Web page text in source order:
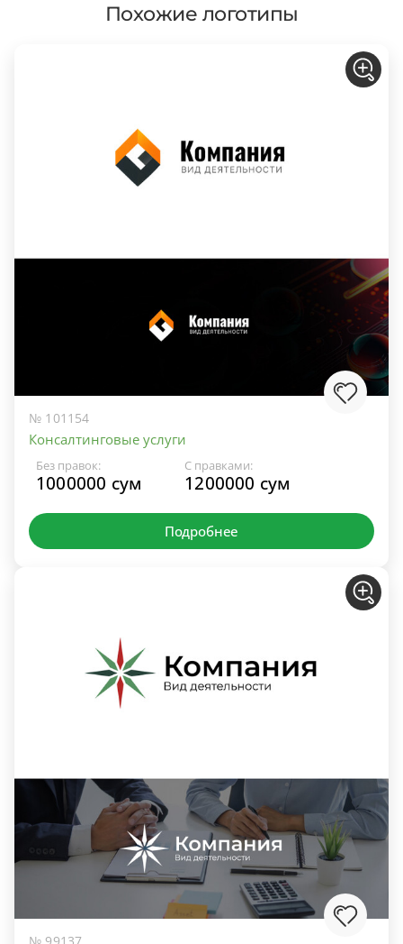
Похожие логотипы
№ 101154
Консалтинговые услуги
Без правок:
1000000 сум
С правками:
1200000 сум
Подробнее